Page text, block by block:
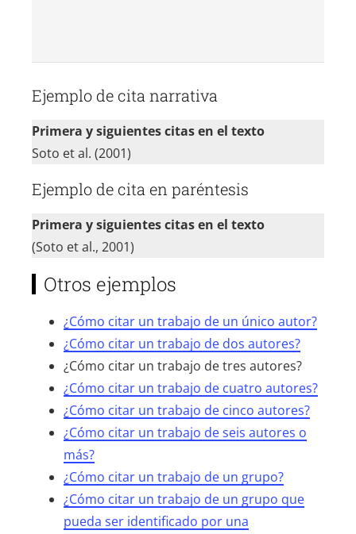
Ejemplo de cita narrativa
Primera y siguientes citas en el texto
Soto et al. (2001)
Ejemplo de cita en paréntesis
Primera y siguientes citas en el texto
(Soto et al., 2001)
Otros ejemplos
¿Cómo citar un trabajo de un único autor?
¿Cómo citar un trabajo de dos autores?
¿Cómo citar un trabajo de tres autores?
¿Cómo citar un trabajo de cuatro autores?
¿Cómo citar un trabajo de cinco autores?
¿Cómo citar un trabajo de seis autores o
más?
¿Cómo citar un trabajo de un grupo?
¿Cómo citar un trabajo de un grupo que
pueda ser identificado por una